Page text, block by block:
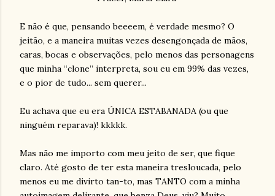
E não é que, pensando beeeem, é verdade mesmo? O
jeitão, e a maneira muitas vezes desengonçada de mãos,
caras, bocas e observações, pelo menos das personagens
que minha “clone” interpreta, sou eu em 99% das vezes,
e o pior de tudo... sem querer...
Eu achava que eu era ÚNICA ESTABANADA (ou que
ninguém reparava)! kkkkk.
Mas não me importo com meu jeito de ser, que fique
claro. Até gosto de ter esta maneira tresloucada, pelo
menos eu me divirto tan-to, mas TANTO com a minha